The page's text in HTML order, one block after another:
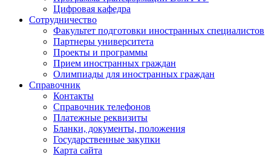
Цифровая кафедра
Сотрудничество
Факультет подготовки иностранных специалистов
Партнеры университета
Проекты и программы
Прием иностранных граждан
Олимпиады для иностранных граждан
Справочник
Контакты
Справочник телефонов
Платежные реквизиты
Бланки, документы, положения
Государственные закупки
Карта сайта